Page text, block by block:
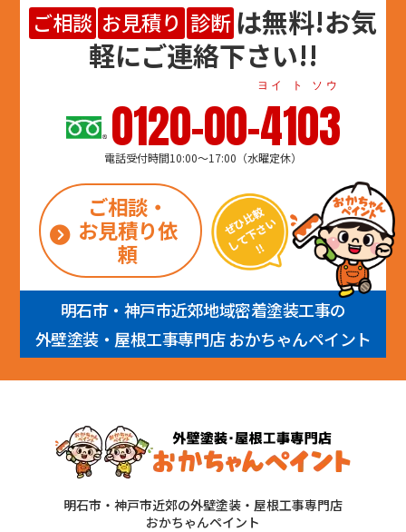
ご相談 お見積り 診断 は無料!お気
軽にご連絡下さい!!
0120-00-4103
ヨイ ト ソウ
電話受付時間10:00～17:00（水曜定休）
ご相談・
お見積り依
頼
明石市・神戸市近郊地域密着塗装工事の
外壁塗装・屋根工事専門店 おかちゃんペイント
明石市・神戸市近郊の外壁塗装・屋根工事専門店
おかちゃんペイント